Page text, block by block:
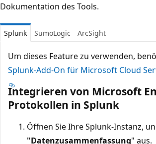
Dokumentation des Tools.
Splunk SumoLogic ArcSight
Um dieses Feature zu verwenden,
Splunk-Add-On für Microsoft Cloud
Integrieren von Microsoft
Protokollen in Splunk
Öffnen Sie Ihre Splunk-Instanz,
"Datenzusammenfassung" aus.